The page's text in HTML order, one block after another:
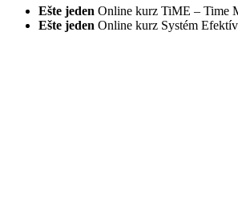
Ešte jeden Online kurz TiME – Time
Ešte jeden Online kurz Systém